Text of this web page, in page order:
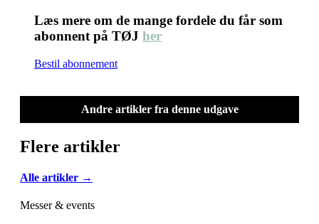
Læs mere om de mange fordele du får som
abonnent på TØJ her
Bestil abonnement
Andre artikler fra denne udgave
Flere artikler
Alle artikler →
Messer & events